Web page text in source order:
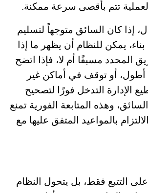
تتم بأقصى سرعة ممكنة.
إذا كان السائق متوجهاً لتسليم
يمكن للنظام أن يظهر ما إذا
المحدد مسبقًا أم لا، فإذا اتضح
أطول، أو توقف في أماكن غير
الإدارة التدخل فورًا لتصحيح
السائق، وهذه المتابعة الفورية تمنع
بالمواعيد المتفق عليها مع
على التتبع فقط، بل يتحول النظام